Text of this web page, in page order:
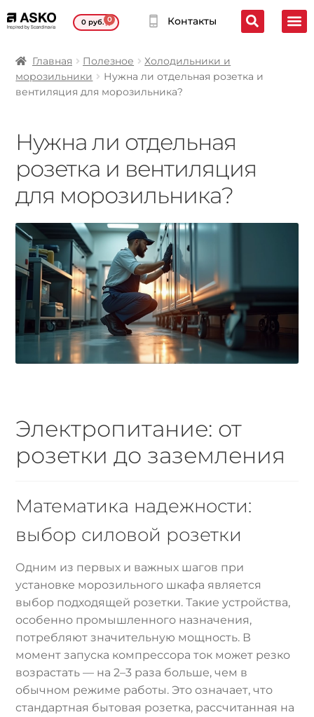
0руб. 0 Контакты
Главная Полезное
Холодильники и
морозильники
Нужна ли отдельная розетка и
вентиляция для морозильника?
Нужна ли отдельная
розетка и вентиляция
для морозильника?
Электропитание: от
розетки до заземления
Математика надежности:
выбор силовой розетки
Одним из первых и важных шагов при
установке морозильного шкафа является
выбор подходящей розетки. Такие устройства,
особенно промышленного назначения,
потребляют значительную мощность. В
момент запуска компрессора ток может резко
возрастать — на 2–3 раза больше, чем в
обычном режиме работы. Это означает, что
стандартная бытовая розетка, рассчитанная на